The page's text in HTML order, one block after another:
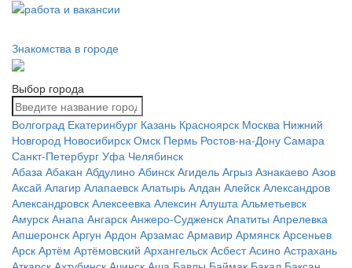
Знакомства в городе
Выбор города
Волгоград Екатеринбург Казань Красноярск Москва Нижний
Новгород Новосибирск Омск Пермь Ростов-на-Дону Самара
Санкт-Петербург Уфа Челябинск
Абаза Абакан Абдулино Абинск Агидель Агрыз Азнакаево Азов
Аксай Алагир Алапаевск Алатырь Алдан Алейск Александров
Александровск Алексеевка Алексин Алушта Альметьевск
Амурск Анапа Ангарск Анжеро-Судженск Апатиты Апрелевка
Апшеронск Аргун Ардон Арзамас Армавир Армянск Арсеньев
Арск Артём Артёмовский Архангельск Асбест Асино Астрахань